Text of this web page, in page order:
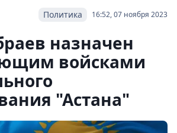
16:52, 07 ноября 2023
Политика
назначен
войсками
"Астана"